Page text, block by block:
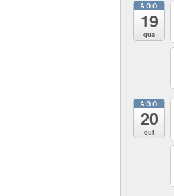
AGO
19
qua
AGO
20
qui